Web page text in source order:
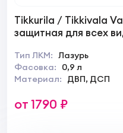
Tikkurila / Tikkivala
защитная для всех
Тип ЛКМ: Лазурь
Фасовка:
0,9 л
Материал:
ДВП, ДСП
от 1790 ₽